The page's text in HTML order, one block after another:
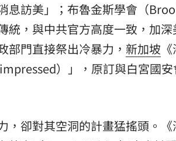
息訪美」；布魯金斯學會（
統，與中共官方高度一致，加
部門直接祭出冷暴力， 新加坡
）」，原訂與白宮國
，卻對其空洞的計畫猛搖頭。